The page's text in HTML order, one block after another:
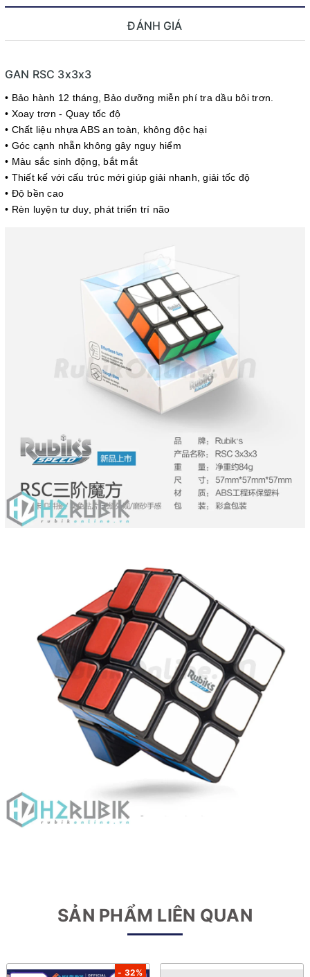
ĐÁNH GIÁ
GAN RSC 3x3x3
• Bảo hành 12 tháng, Bảo dưỡng miễn phí tra dầu bôi trơn.
• Xoay trơn - Quay tốc độ
• Chất liệu nhựa ABS an toàn, không độc hại
• Góc cạnh nhẵn không gây nguy hiểm
• Màu sắc sinh động, bắt mắt
• Thiết kế với cấu trúc mới giúp giải nhanh, giải tốc độ
• Độ bền cao
• Rèn luyện tư duy, phát triển trí não
SẢN PHẨM LIÊN QUAN
- 32%